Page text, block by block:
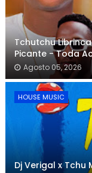
Tchutchu
Picante - Toda
Agosto 05, 2026
HOUSE MUSIC
Dj Verigal x Tchu